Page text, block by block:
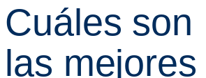
Cuáles son
las mejores